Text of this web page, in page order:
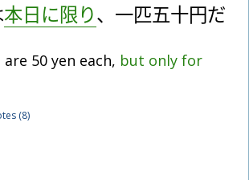
本日に限り、 一匹五十円だ
50 yen each, but only for
(8)